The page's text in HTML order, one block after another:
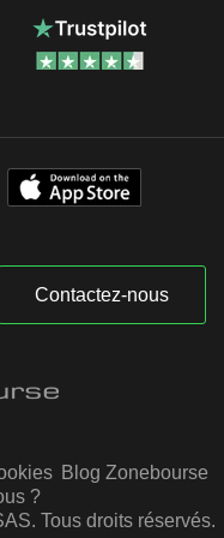
Contactez-nous
Blog Zonebourse
?
Tous droits réservés.